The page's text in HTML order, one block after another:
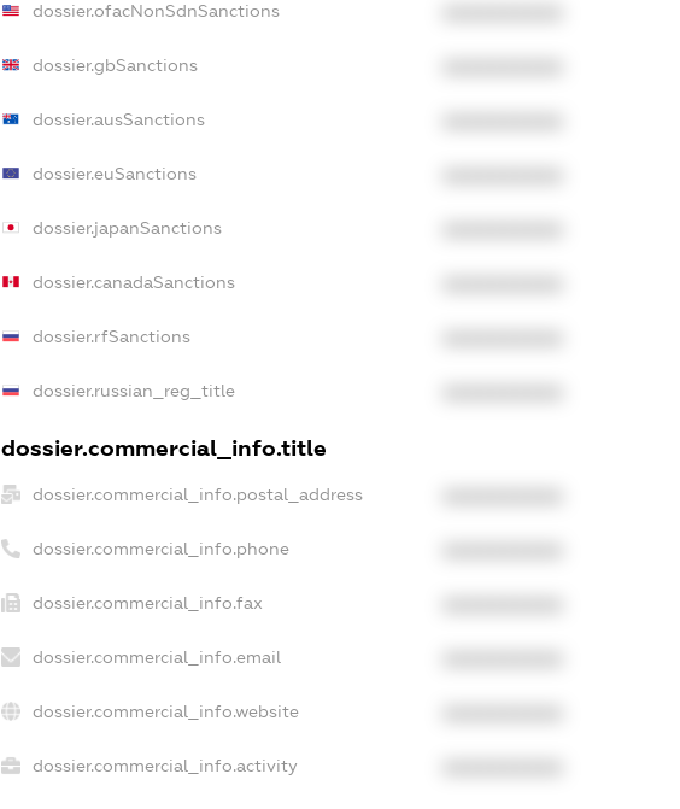
dossier.ofacNonSdnSanctions
dossier.gbSanctions
dossier.ausSanctions
dossier.euSanctions
dossier.japanSanctions
dossier.canadaSanctions
dossier.rfSanctions
dossier.russian_reg_title
dossier.commercial_info.title
dossier.commercial_info.postal_address
dossier.commercial_info.phone
dossier.commercial_info.fax
dossier.commercial_info.email
dossier.commercial_info.website
dossier.commercial_info.activity